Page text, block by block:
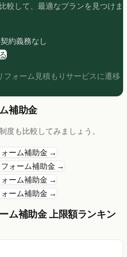
較して、最適なプランを見つけま
契約義務なし
フォーム見積もりサービスに遷移
補助金
度も比較してみましょう。
ーム補助金 →
ォーム補助金 →
ーム補助金 →
ーム補助金 →
ム補助金 上限額ランキン